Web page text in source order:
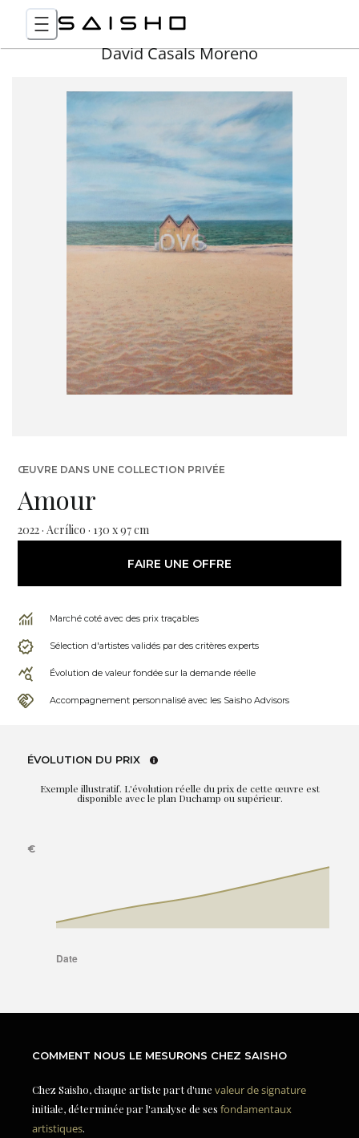
David Casals Moreno
ŒUVRE DANS UNE COLLECTION PRIVÉE
Amour
2022 · Acrílico · 130 x 97 cm
FAIRE UNE OFFRE
Marché coté avec des prix traçables
Sélection d'artistes validés par des critères experts
Évolution de valeur fondée sur la demande réelle
Accompagnement personnalisé avec les Saisho Advisors
ÉVOLUTION DU PRIX
Exemple illustratif. L'évolution réelle du prix de cette œuvre est
disponible avec le plan Duchamp ou supérieur.
COMMENT NOUS LE MESURONS CHEZ SAISHO
Chez Saisho, chaque artiste part d'une valeur de signature
initiale, déterminée par l'analyse de ses fondamentaux
artistiques.